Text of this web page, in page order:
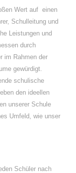
Wert auf einen
Schulleitung und
Leistungen und
durch
im Rahmen der
gewürdigt.
schulische
den ideellen
unserer Schule
Umfeld, wie unser
Schüler nach